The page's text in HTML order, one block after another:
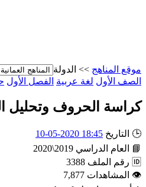
موقع المناهج >> الدولة
الصف الأول لغة عربية الفصل الأول
كراسة الحروف وتحليل
🕒 التاريخ 18:45 2020-05-10
📘
العام الدراسي 2019\2020
🆔 رقم الملف 3388
👁 المشاهدات 7,877